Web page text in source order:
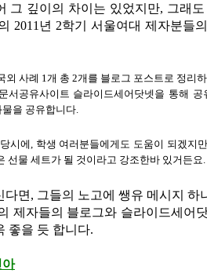
그 깊이의 차이는 있었지만, 그래
2011년 2학기 서울여대 제자분들
외 사례 1개 총 2개를 블로그 포스트로 정리
서공유사이트 슬라이드세어닷넷을 통해 공
을 공유합니다.
시에, 학생 여러분들에게도 도움이 되겠지
선물 세트가 될 것이라고 강조한바 있거든
다면, 그들의 노고에 쌩유 메시지 하
제자들의 블로그와 슬라이드세어
좋을 듯 합니다.
아